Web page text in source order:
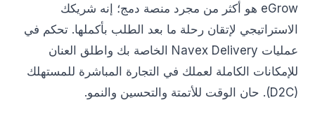
eGrow هو أكثر من مجرد منصة دمج؛ إنه شريكك
الاستراتيجي لإتقان رحلة ما بعد الطلب بأكملها. تحكم في
عمليات Navex Delivery الخاصة بك واطلق العنان
للإمكانات الكاملة لعملك في التجارة المباشرة للمستهلك
(D2C). حان الوقت للأتمتة والتحسين والنمو.